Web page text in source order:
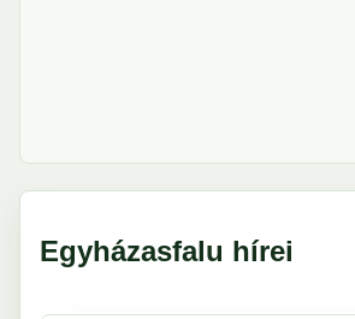
Egyházasfalu hírei